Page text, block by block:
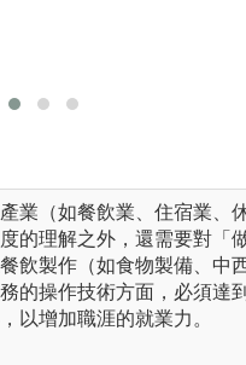
內容產製、宣傳到
自己的小型餐廳或
業（如餐飲業、住宿業、
的理解之外，還需要對「
飲製作（如食物製備、中
的操作技術方面，必須達
以增加職涯的就業力。